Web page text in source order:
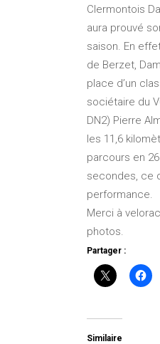
Clermontois
aura prouvé
saison. En
de Berzet,
place d’un
sociétaire du
DN2) Pierre
les 11,6
parcours en
secondes, ce
performance.
Merci à
photos.
Partager :
Similaire